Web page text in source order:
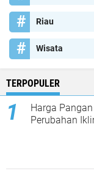
Riau
Wisata
TERPOPULER
Harga
Perubahan